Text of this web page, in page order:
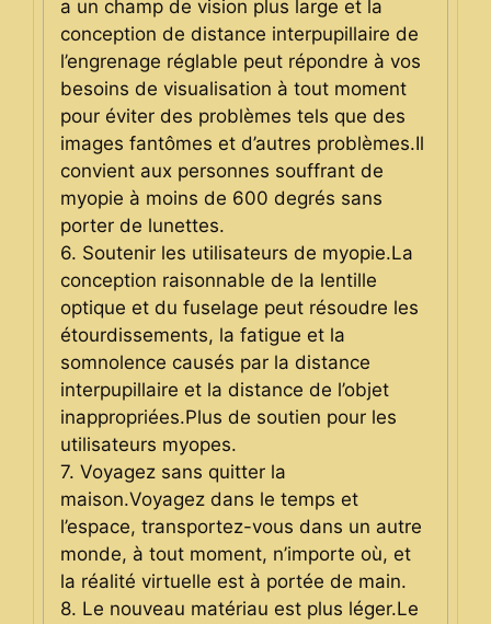
a un champ de vision plus large et la
conception de distance interpupillaire de
l’engrenage réglable peut répondre à vos
besoins de visualisation à tout moment
pour éviter des problèmes tels que des
images fantômes et d’autres problèmes.Il
convient aux personnes souffrant de
myopie à moins de 600 degrés sans
porter de lunettes.
6. Soutenir les utilisateurs de myopie.La
conception raisonnable de la lentille
optique et du fuselage peut résoudre les
étourdissements, la fatigue et la
somnolence causés par la distance
interpupillaire et la distance de l’objet
inappropriées.Plus de soutien pour les
utilisateurs myopes.
7. Voyagez sans quitter la
maison.Voyagez dans le temps et
l’espace, transportez-vous dans un autre
monde, à tout moment, n’importe où, et
la réalité virtuelle est à portée de main.
8. Le nouveau matériau est plus léger.Le